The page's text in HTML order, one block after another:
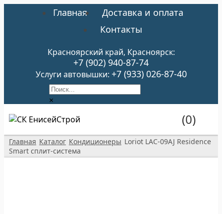
Главная
Доставка и оплата
Контакты
Красноярский край, Красноярск:
+7 (902) 940-87-74
Услуги автовышки: +7 (933) 026-87-40
×
(0)
Главная Каталог Кондиционеры Loriot LAC-09AJ Residence
Smart сплит-система